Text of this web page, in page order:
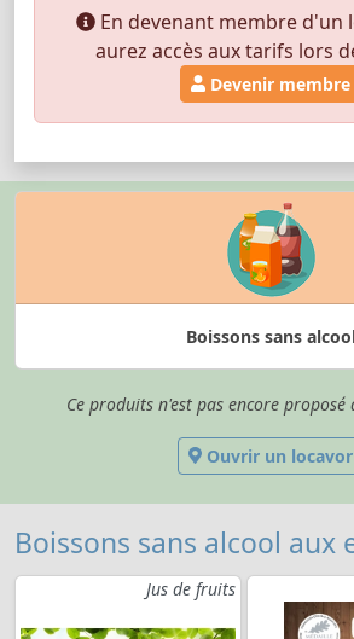
En devenant membre d'un
aurez accès aux tarifs lors
Devenir membre
Boissons sans
Ce produits n'est pas encore proposé
Ouvrir un locavor
Boissons sans alcool aux
Jus de fruits